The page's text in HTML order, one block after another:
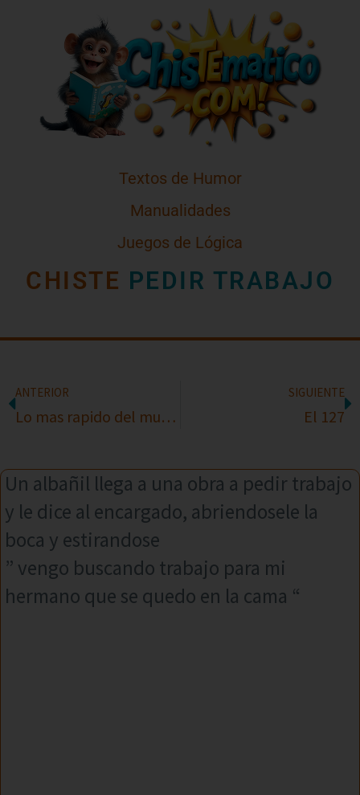
Textos de Humor
Manualidades
Juegos de Lógica
CHISTE PEDIR TRABAJO
ANTERIOR
Lo mas rapido del mundo
SIGUIENTE
El 127
Un albañil llega a una obra a pedir trabajo
y le dice al encargado, abriendosele la
boca y estirandose
” vengo buscando trabajo para mi
hermano que se quedo en la cama “